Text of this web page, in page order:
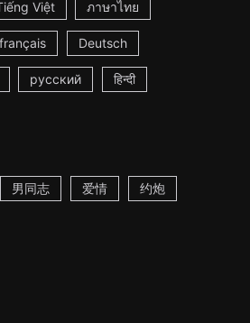
Việt ภาษาไทย
français Deutsch
русский हिन्दी
男同志 爱情 约炮